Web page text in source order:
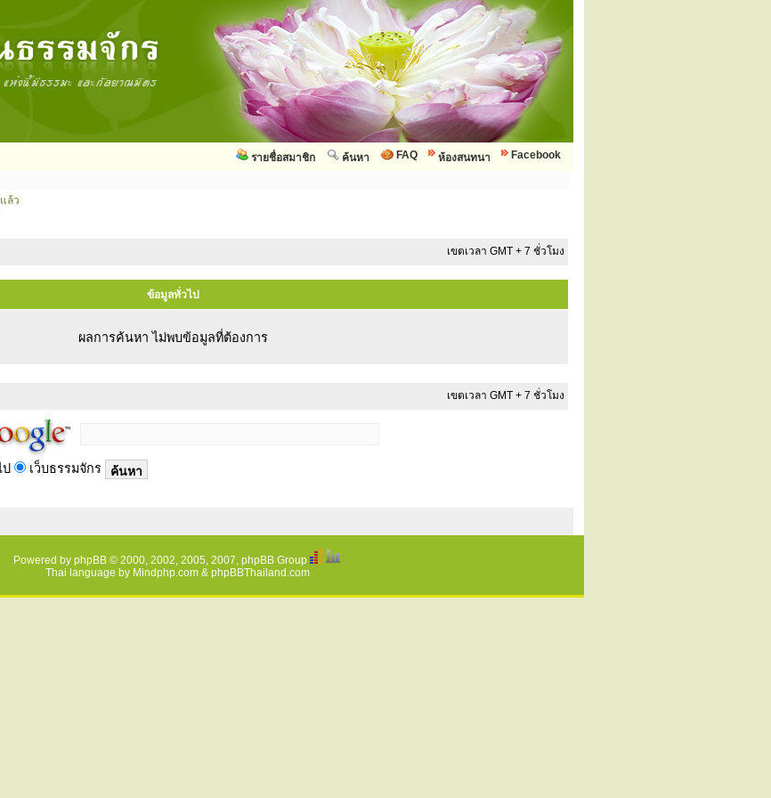
Facebook
ห้องสนทนา
FAQ
ค้นหา
รายชื่อสมาชิก
ล้ว
เขตเวลา GMT + 7 ชั่วโมง
ข้อมูลทั่วไป
ผลการค้นหา ไม่พบข้อมูลที่ต้องการ
เขตเวลา GMT + 7 ชั่วโมง
เว็บธรรมจักร
Powered by phpBB © 2000, 2002, 2005, 2007, phpBB Group
Thai language by Mindphp.com& phpBBThailand.com